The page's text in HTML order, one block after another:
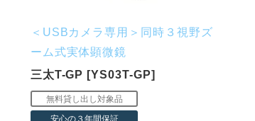
＜USBカメラ専用＞同時３視野ズ
ーム式実体顕微鏡
三太T-GP [YS03T-GP]